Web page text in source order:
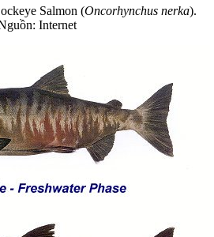
Salmon (Oncorhynchus nerka).
Internet